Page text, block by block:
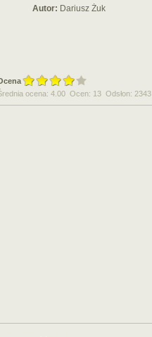
Autor: Dariusz Żuk
ocena: 4.00 Ocen: 13 Odsłon: 2343